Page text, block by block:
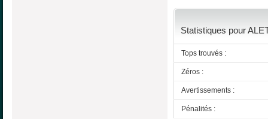
Statistiques pour
Tops trouvés :
Zéros :
Avertissements :
Pénalités :